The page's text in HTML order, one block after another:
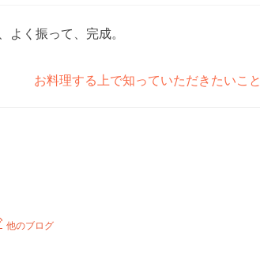
よく振って、完成。
お料理する上で知っていただきたいこと
他のブログ